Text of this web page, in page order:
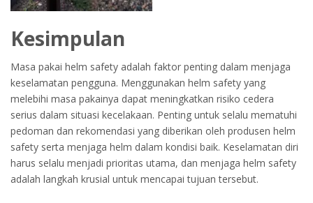
Kesimpulan
Masa pakai helm safety adalah faktor penting dalam menjaga
keselamatan pengguna. Menggunakan helm safety yang
melebihi masa pakainya dapat meningkatkan risiko cedera
serius dalam situasi kecelakaan. Penting untuk selalu mematuhi
pedoman dan rekomendasi yang diberikan oleh produsen helm
safety serta menjaga helm dalam kondisi baik. Keselamatan diri
harus selalu menjadi prioritas utama, dan menjaga helm safety
adalah langkah krusial untuk mencapai tujuan tersebut.